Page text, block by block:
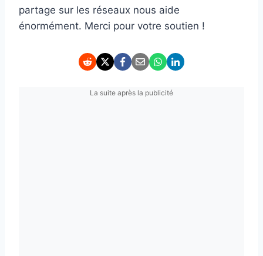
partage sur les réseaux nous aide
énormément. Merci pour votre soutien !
La suite après la publicité